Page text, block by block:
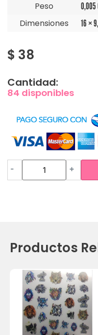
Peso 0,005
Dimensiones 16 ×
$ 38
Cantidad:
84 disponibles
- +
Productos